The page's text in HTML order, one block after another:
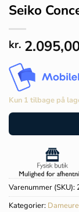
Seiko
kr.
Kun 1 tilbage på
Varenummer (SKU):
Kategorier: Dameure